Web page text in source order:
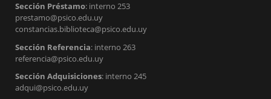
Sección Préstamo: interno 253
prestamo@psico.edu.uy
constancias.biblioteca@psico.edu.uy
Sección Referencia: interno 263
referencia@psico.edu.uy
Sección Adquisiciones: interno 245
adqui@psico.edu.uy